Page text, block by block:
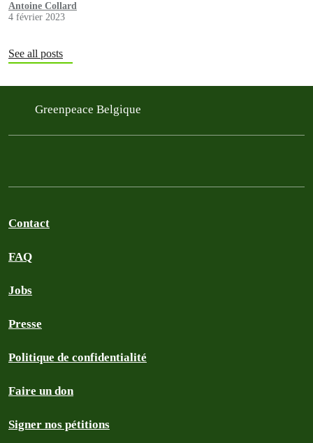
Antoine Collard
4 février 2023
See all posts
Greenpeace Belgique
Contact
FAQ
Jobs
Presse
Politique de confidentialité
Faire un don
Signer nos pétitions